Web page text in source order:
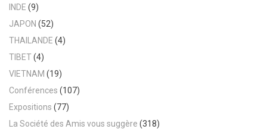
INDE (9)
JAPON (52)
THAILANDE (4)
TIBET(4)
VIETNAM (19)
Conférences (107)
Expositions (77)
La Société des Amis vous suggère (318)